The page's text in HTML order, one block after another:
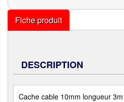
Fiche produit
DESCRIPTION
Cache cable 10mm longueur